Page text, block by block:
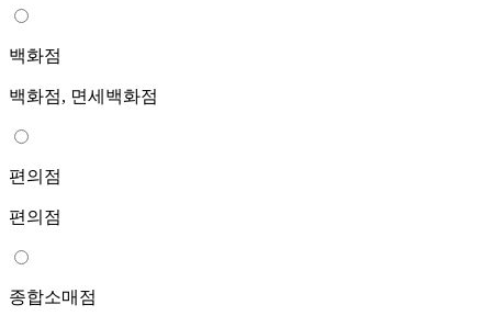
백화점
백화점, 면세백화점
편의점
편의점
종합소매점